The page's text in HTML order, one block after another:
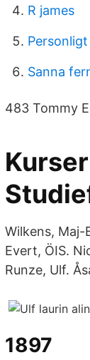
R james
Sanna
483 Tommy
Wilkens,
Evert, ÖIS.
Runze, Ulf.
1897